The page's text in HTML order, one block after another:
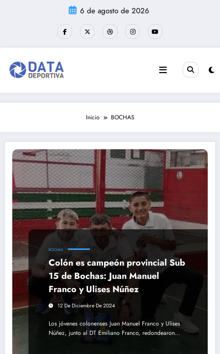
6 de agosto de 2026
Inicio BOCHAS
BOCHAS
Colón es campeón provincial Sub
15 de Bochas: Juan Manuel
Franco y Ulises Núñez
12 De Diciembre De 2024
Los jóvenes colonenses Juan Manuel Franco y Ulises
Núñez, junto al DT Emiliano Franco, redondearon…